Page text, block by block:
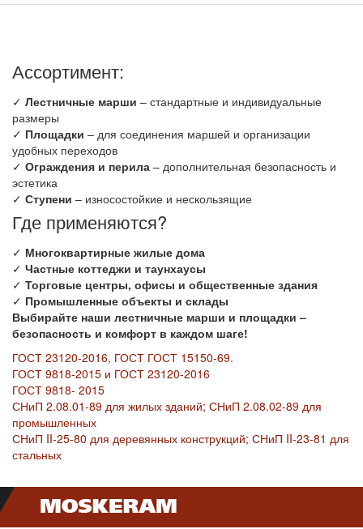
Ассортимент:
✓ Лестничные марши – стандартные и индивидуальные
размеры
✓ Площадки – для соединения маршей и организации
удобных переходов
✓ Ограждения и перила – дополнительная безопасность и
эстетика
✓ Ступени – износостойкие и нескользящие
Где применяются?
✓ Многоквартирные жилые дома
✓ Частные коттеджи и таунхаусы
✓ Торговые центры, офисы и общественные здания
✓ Промышленные объекты и склады
Выбирайте наши лестничные марши и площадки –
безопасность и комфорт в каждом шаге!
ГОСТ 23120-2016, ГОСТ ГОСТ 15150-69.
ГОСТ 9818-2015 и ГОСТ 23120-2016
ГОСТ 9818- 2015
СНиП 2.08.01-89 для жилых зданий; СНиП 2.08.02-89 для
промышленных
СНиП II-25-80 для деревянных конструкций; СНиП II-23-81 для
стальных